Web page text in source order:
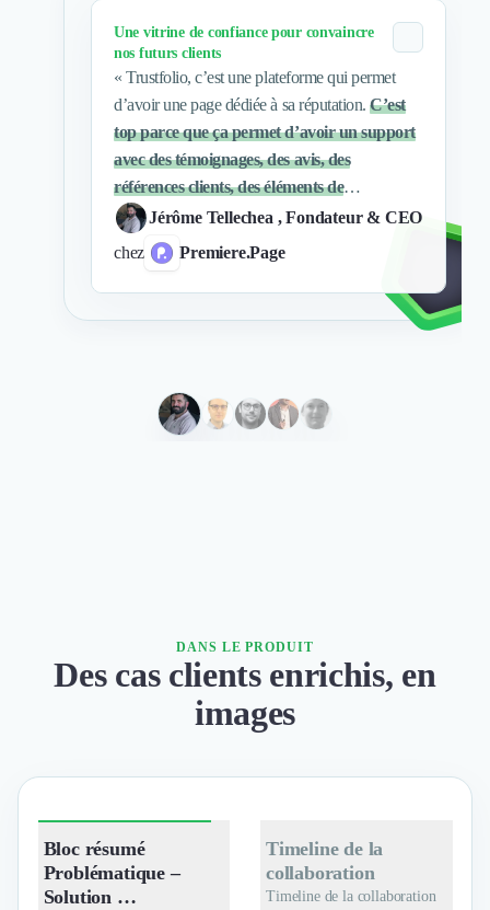
Nettoyage & Ménage
Clubs & Réseaux Professionnels
Espaces de Coworking
Une vitrine de confiance pour convaincre
nos futurs clients
«Trustfolio, c’est une plateforme qui permet
d’avoir une page dédiée à sa réputation.C’est
top parce que ça permet d’avoir un support
avec des témoignages, des avis, des
références clients, des éléments de
réassurance…Des choses qui prouvent qu’on
bosse bien.
Jérôme Tellechea , Fondateur & CEO
chez
Premiere.Page
DANS LE PRODUIT
Des cas clients enrichis, en
images
Bloc résumé
Problématique –
Solution …
Timeline de la
collaboration
Timeline de la collaboration